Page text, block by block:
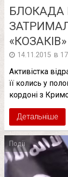
БЛОКАДА
«КОЗАКІВ»
14.11.2015 в
Активістка
її колись у
кордоні з
Детальніше
Події